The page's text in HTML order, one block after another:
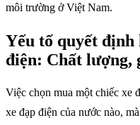
môi trường ở Việt Nam.
Yếu tố quyết định
điện: Chất lượng,
Việc chọn mua một chiếc xe
xe đạp điện của nước nào,